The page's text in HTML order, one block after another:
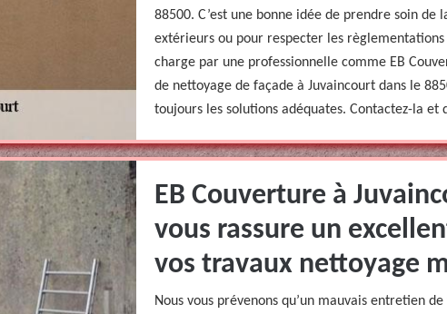
88500. C’est une bonne idée de prendre soin de
extérieurs ou pour respecter les
charge par une professionnelle comme EB
de nettoyage de façade à Juvaincourt dans le
toujours les solutions adéquates. Contactez-la et
EB Couverture à
vous rassure un
vos travaux nettoyage
Nous vous prévenons qu’un mauvais entretien